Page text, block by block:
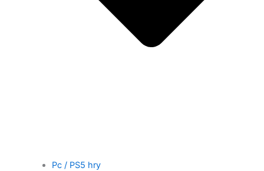
Pc / PS5 hry